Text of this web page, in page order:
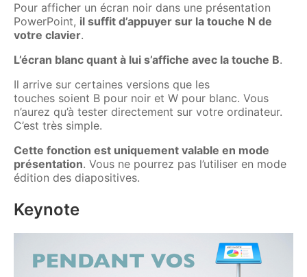
Pour afficher un écran noir dans une présentation
PowerPoint, il suffit d’appuyer sur la touche N de
votre clavier.
L’écran blanc quant à lui s’affiche avec la touche B.
Il arrive sur certaines versions que les
touches soient B pour noir et W pour blanc. Vous
n’aurez qu’à tester directement sur votre ordinateur.
C’est très simple.
Cette fonction est uniquement valable en mode
présentation. Vous ne pourrez pas l’utiliser en mode
édition des diapositives.
Keynote